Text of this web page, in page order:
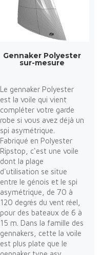
Gennaker Polyester
sur-mesure
Le gennaker Polyester
est la voile qui vient
compléter votre garde
robe si vous avez déjà un
spi asymétrique.
Fabriqué en Polyester
Ripstop, c'est une voile
dont la plage
d'utilisation se situe
entre le génois et le spi
asymétrique, de 70 à
120 degrés du vent réel,
pour des bateaux de 6 à
15 m. Dans la famille des
gennakers, cette la voile
est plus plate que le